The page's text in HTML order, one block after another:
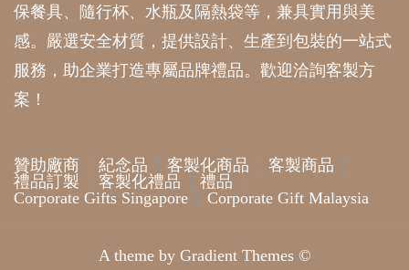
保餐具、隨行杯、水瓶及隔熱袋等，兼具實用與美
感。嚴選安全材質，提供設計、生產到包裝的一站式
服務，助企業打造專屬品牌禮品。歡迎洽詢客製方
案！
贊助廠商 紀念品 客製化商品
客製商品
禮品訂製
客製化禮品
禮品
Corporate Gifts Singapore
Corporate Gift Malaysia
A theme by Gradient Themes ©